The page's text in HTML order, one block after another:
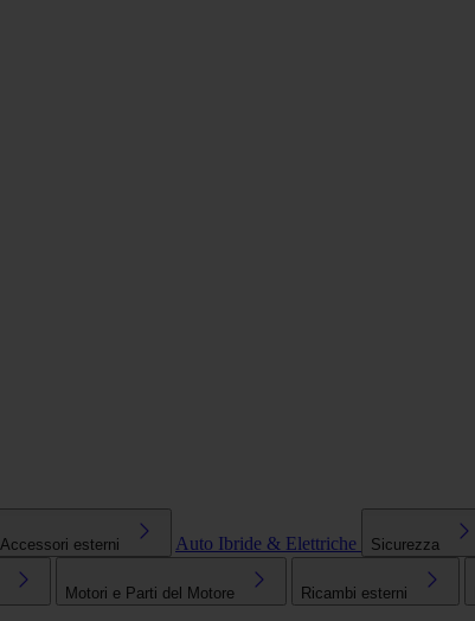
Accessori esterni Auto Ibride & Elettriche Sicurezza
Motori e Parti del Motore Ricambi esterni